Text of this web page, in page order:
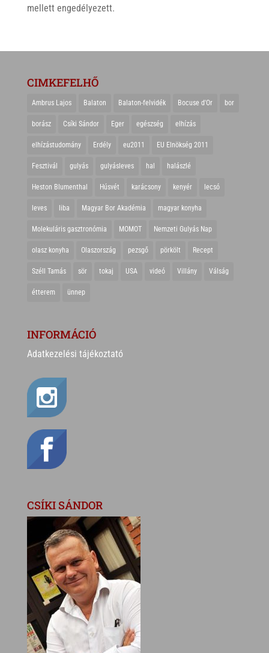
mellett engedélyezett.
CIMKEFELHŐ
Ambrus Lajos Balaton Balaton-felvidék Bocuse d'Or bor
borász Csíki Sándor Eger egészség elhízás
elhízástudomány Erdély eu2011 EU Elnökség 2011
Fesztivál gulyás gulyásleves hal halászlé
Heston Blumenthal Húsvét karácsony kenyér lecsó
leves liba Magyar Bor Akadémia magyar konyha
Molekuláris gasztronómia MOMOT Nemzeti Gulyás Nap
olasz konyha Olaszország pezsgő pörkölt Recept
Széll Tamás sör tokaj USA videó Villány Válság
étterem ünnep
INFORMÁCIÓ
Adatkezelési tájékoztató
CSÍKI SÁNDOR